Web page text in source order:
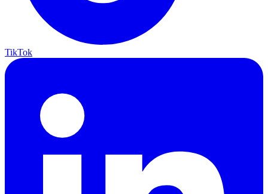
TikTok